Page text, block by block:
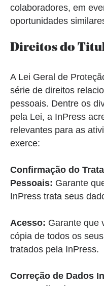
colaboradores, em
oportunidades
Direitos do
A Lei Geral de
série de direitos
pessoais. Dentre os
pela Lei, a InPress
relevantes para as
exerce:
Confirmação do
Pessoais: Garante
InPress trata seus
Acesso: Garante que
cópia de todos os
tratados pela InPress.
Correção de Dados